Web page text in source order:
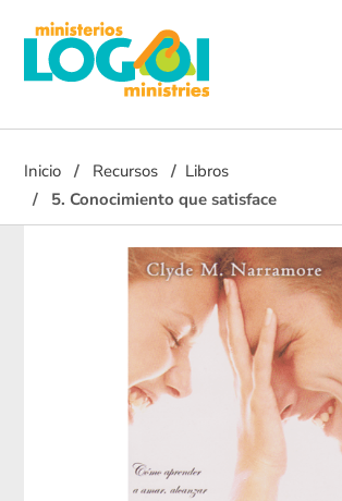
Inicio Recursos
Libros
5. Conocimiento que satisface